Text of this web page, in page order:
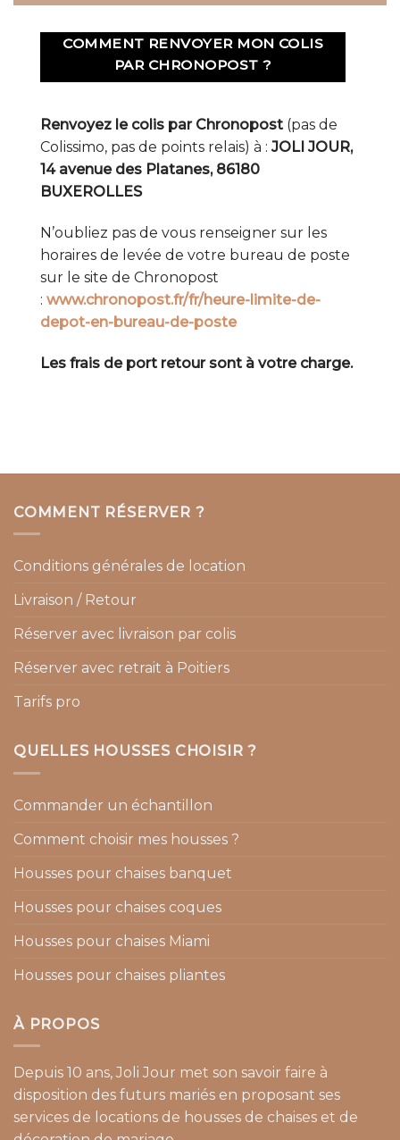
COMMENT RENVOYER MON COLIS
PAR CHRONOPOST ?
Renvoyez le colis par Chronopost (pas de
Colissimo, pas de points relais) à : JOLI JOUR,
14 avenue des Platanes, 86180
BUXEROLLES
N’oubliez pas de vous renseigner sur les
horaires de levée de votre bureau de poste
sur le site de Chronopost
: www.chronopost.fr/fr/heure-limite-de-
depot-en-bureau-de-poste
Les frais de port retour sont à votre charge.
COMMENT RÉSERVER ?
Conditions générales de location
Livraison / Retour
Réserver avec livraison par colis
Réserver avec retrait à Poitiers
Tarifs pro
QUELLES HOUSSES CHOISIR ?
Commander un échantillon
Comment choisir mes housses ?
Housses pour chaises banquet
Housses pour chaises coques
Housses pour chaises Miami
Housses pour chaises pliantes
À PROPOS
Depuis 10 ans, Joli Jour met son savoir faire à
disposition des futurs mariés en proposant ses
services de locations de housses de chaises et de